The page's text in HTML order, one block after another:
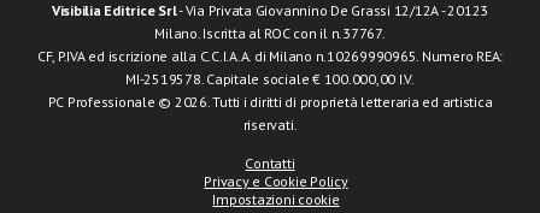
Visibilia Editrice Srl- Via Privata Giovannino De Grassi 12/12A - 20123
Milano. Iscritta al ROC con il n.37767.
CF, P.IVA ed iscrizione alla C.C.I.A.A. di Milano n.10269990965. Numero REA:
MI-2519578. Capitale sociale € 100.000,00 I.V.
PC Professionale © 2026. Tutti i diritti di proprietà letteraria ed artistica
riservati.
Contatti
Privacy e Cookie Policy
Impostazioni cookie